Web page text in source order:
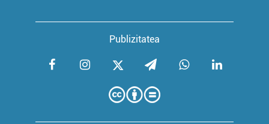
Publizitatea